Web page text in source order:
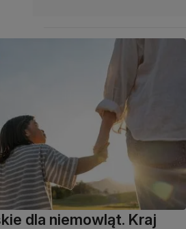
dla niemowląt. Kraj